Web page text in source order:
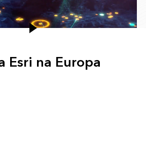
Esri na Europa